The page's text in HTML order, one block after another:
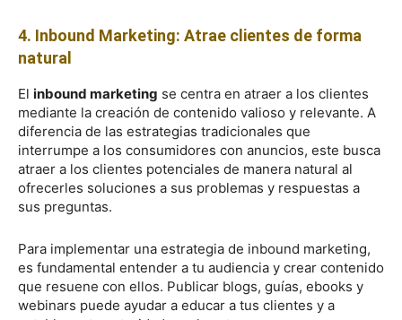
4. Inbound Marketing: Atrae clientes de forma
natural
El inbound marketing se centra en atraer a los clientes
mediante la creación de contenido valioso y relevante. A
diferencia de las estrategias tradicionales que
interrumpe a los consumidores con anuncios, este busca
atraer a los clientes potenciales de manera natural al
ofrecerles soluciones a sus problemas y respuestas a
sus preguntas.
Para implementar una estrategia de inbound marketing,
es fundamental entender a tu audiencia y crear contenido
que resuene con ellos. Publicar blogs, guías, ebooks y
webinars puede ayudar a educar a tus clientes y a